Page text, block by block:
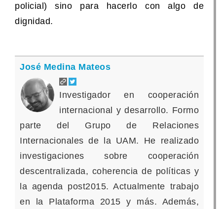
policial) sino para hacerlo con algo de
dignidad.
José Medina Mateos
Investigador en cooperación
internacional y desarrollo. Formo
parte del Grupo de Relaciones
Internacionales de la UAM. He realizado
investigaciones sobre cooperación
descentralizada, coherencia de políticas y
la agenda post2015. Actualmente trabajo
en la Plataforma 2015 y más. Además,